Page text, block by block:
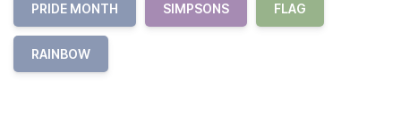
PRIDE MONTH SIMPSONS FLAG
RAINBOW